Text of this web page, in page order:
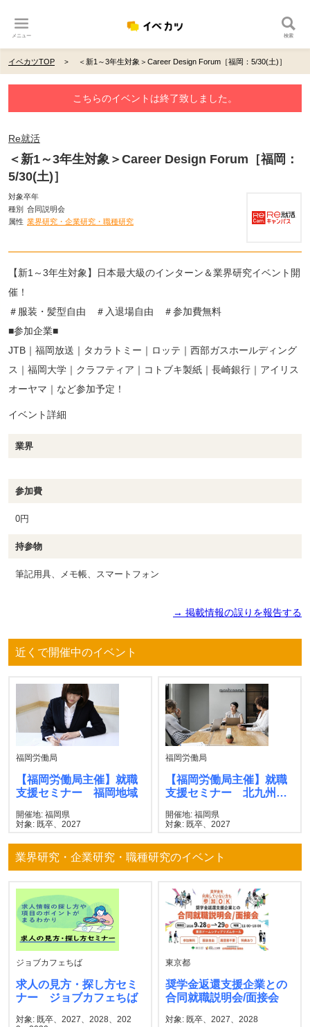
メニュー 検索
イベカツTOP ＜新1～3年生対象＞Career Design Forum［福岡：5/30(土)］
こちらのイベントは終了致しました。
Re就活
＜新1～3年生対象＞Career Design Forum［福岡：
5/30(土)］
対象卒年
種別 合同説明会
属性 業界研究・企業研究・職種研究
【新1～3年生対象】日本最大級のインターン＆業界研究イベント開
催！
＃服装・髪型自由 ＃入退場自由 ＃参加費無料
■参加企業■
JTB｜福岡放送｜タカラトミー｜ロッテ｜西部ガスホールディング
ス｜福岡大学｜クラフティア｜コトブキ製紙｜長崎銀行｜アイリス
オーヤマ｜など参加予定！
イベント詳細
業界
参加費
0円
持参物
筆記用具、メモ帳、スマートフォン
→ 掲載情報の誤りを報告する
近くで開催中のイベント
福岡労働局
【福岡労働局主催】就職
支援セミナー 福岡地域
開催地: 福岡県
対象: 既卒、2027
福岡労働局
【福岡労働局主催】就職
支援セミナー 北九州地
開催地: 福岡県
対象: 既卒、2027
業界研究・企業研究・職種研究のイベント
ジョブカフェちば
求人の見方・探し方セミ
ナー ジョブカフェちば
対象: 既卒、2027、2028、202
東京都
奨学金返還支援企業との
合同就職説明会/面接会
対象: 既卒、2027、2028